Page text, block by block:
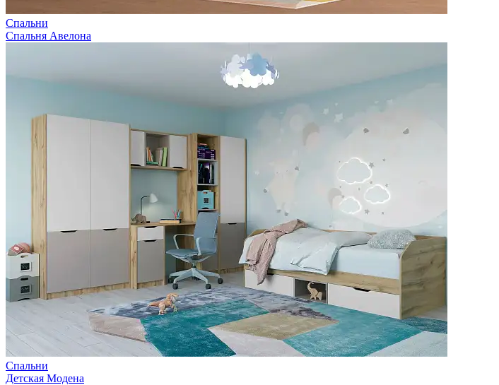
Спальни
Спальня Авелона
Спальни
Детская Модена